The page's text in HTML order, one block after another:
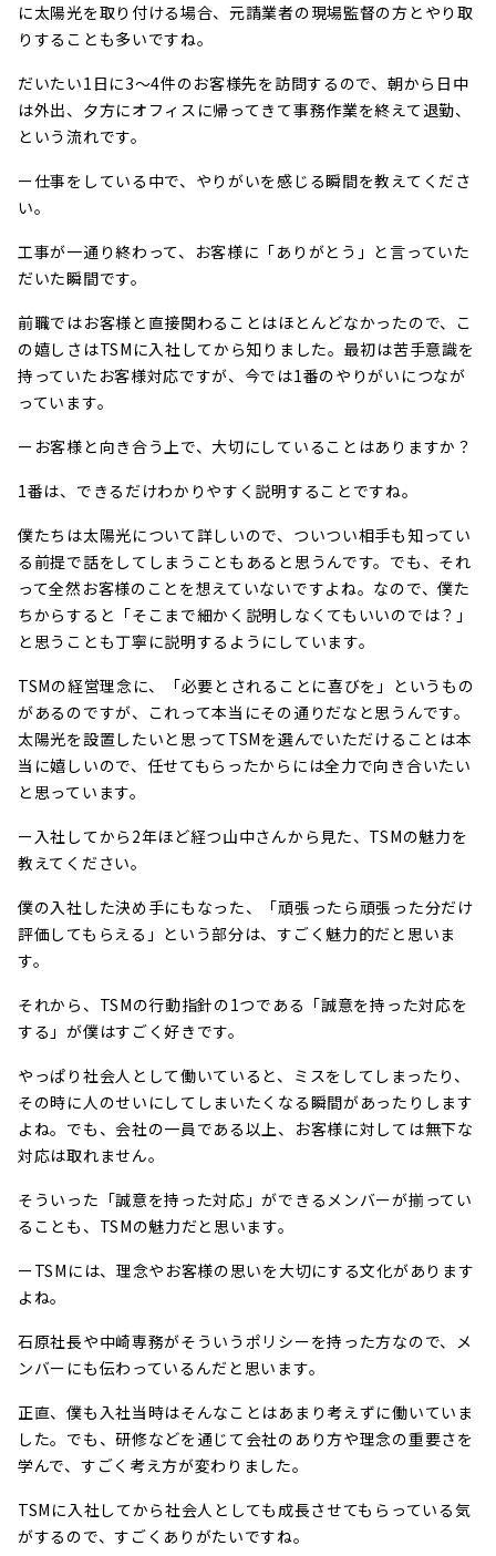
に太陽光を取り付ける場合、元請業者の現場監督の方とやり取
りすることも多いですね。
だいたい1日に3〜4件のお客様先を訪問するので、朝から日中
は外出、夕方にオフィスに帰ってきて事務作業を終えて退勤、
という流れです。
ー仕事をしている中で、やりがいを感じる瞬間を教えてくださ
い。
工事が一通り終わって、お客様に「ありがとう」と言っていた
だいた瞬間です。
前職ではお客様と直接関わることはほとんどなかったので、こ
の嬉しさはTSMに入社してから知りました。最初は苦手意識を
持っていたお客様対応ですが、今では1番のやりがいにつなが
っています。
ーお客様と向き合う上で、大切にしていることはありますか？
1番は、できるだけわかりやすく説明することですね。
僕たちは太陽光について詳しいので、ついつい相手も知ってい
る前提で話をしてしまうこともあると思うんです。でも、それ
って全然お客様のことを想えていないですよね。なので、僕た
ちからすると「そこまで細かく説明しなくてもいいのでは？」
と思うことも丁寧に説明するようにしています。
TSMの経営理念に、「必要とされることに喜びを」というもの
があるのですが、これって本当にその通りだなと思うんです。
太陽光を設置したいと思ってTSMを選んでいただけることは本
当に嬉しいので、任せてもらったからには全力で向き合いたい
と思っています。
ー入社してから2年ほど経つ山中さんから見た、TSMの魅力を
教えてください。
僕の入社した決め手にもなった、「頑張ったら頑張った分だけ
評価してもらえる」という部分は、すごく魅力的だと思いま
す。
それから、TSMの行動指針の1つである「誠意を持った対応を
する」が僕はすごく好きです。
やっぱり社会人として働いていると、ミスをしてしまったり、
その時に人のせいにしてしまいたくなる瞬間があったりします
よね。でも、会社の一員である以上、お客様に対しては無下な
対応は取れません。
そういった「誠意を持った対応」ができるメンバーが揃ってい
ることも、TSMの魅力だと思います。
ーTSMには、理念やお客様の思いを大切にする文化があります
よね。
石原社長や中崎専務がそういうポリシーを持った方なので、メ
ンバーにも伝わっているんだと思います。
正直、僕も入社当時はそんなことはあまり考えずに働いていま
した。でも、研修などを通じて会社のあり方や理念の重要さを
学んで、すごく考え方が変わりました。
TSMに入社してから社会人としても成長させてもらっている気
がするので、すごくありがたいですね。